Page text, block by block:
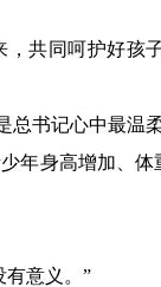
共同呵护好孩
书记心中最温柔
年身高增加、
有意义。”